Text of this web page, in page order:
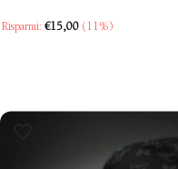
Risparmi: €15,00 (11%)